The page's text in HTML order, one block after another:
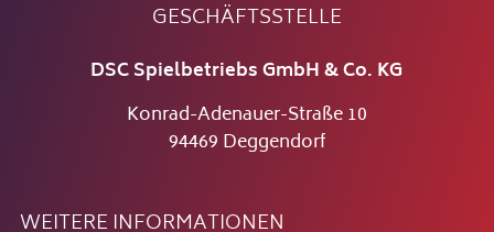
GESCHÄFTSSTELLE
DSC Spielbetriebs GmbH & Co. KG
Konrad-Adenauer-Straße 10
94469 Deggendorf
WEITERE INFORMATIONEN